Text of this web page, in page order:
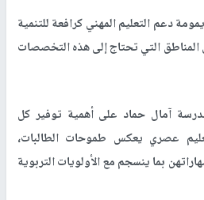
دعم التعليم المهني كرافعة للتنمية
التي تحتاج إلى هذه التخصصات
آمال حماد على أهمية توفير كل
عصري يعكس طموحات الطالبات،
بما ينسجم مع الأولويات التربوية